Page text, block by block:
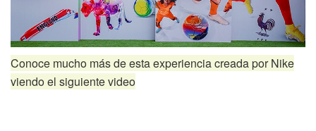
Conoce mucho más de esta experiencia creada por Nike
viendo el siguiente video